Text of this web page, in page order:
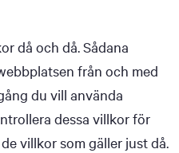
då och då. Sådana
från och med
du vill använda
dessa villkor för
villkor som gäller just då.